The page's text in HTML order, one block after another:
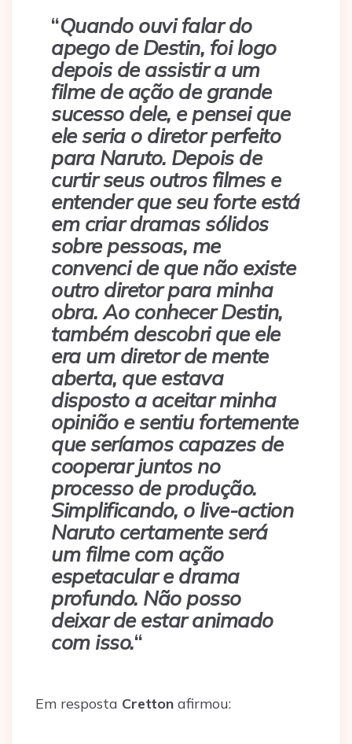
“Quando ouvi falar do
apego de Destin, foi logo
depois de assistir a um
filme de ação de grande
sucesso dele, e pensei que
ele seria o diretor perfeito
para Naruto. Depois de
curtir seus outros filmes e
entender que seu forte está
em criar dramas sólidos
sobre pessoas, me
convenci de que não existe
outro diretor para minha
obra. Ao conhecer Destin,
também descobri que ele
era um diretor de mente
aberta, que estava
disposto a aceitar minha
opinião e sentiu fortemente
que seríamos capazes de
cooperar juntos no
processo de produção.
Simplificando, o live-action
Naruto certamente será
um filme com ação
espetacular e drama
profundo. Não posso
deixar de estar animado
com isso.“
Em resposta Cretton afirmou: